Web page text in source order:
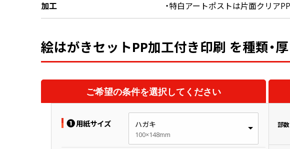
加工 ・特白アートポストは片面クリア
絵はがきセットPP加工付き印刷 を種類・
ご希望の条件を選択してください
❶用紙サイズ ハガキ
100×148mm
部